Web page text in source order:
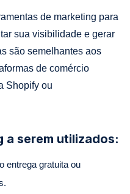
de marketing para
sua visibilidade e gerar
são semelhantes aos
de comércio
Shopify ou
a serem utilizados:
entrega gratuita ou